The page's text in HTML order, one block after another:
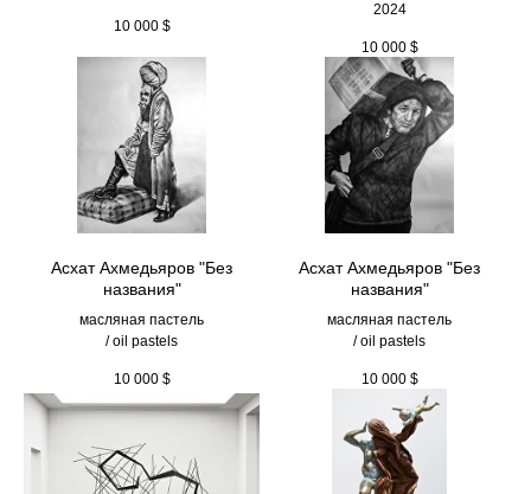
10 000 $
2024
10 000 $
Асхат Ахмедьяров "Без
названия"
масляная пастель
/ oil pastels
10 000 $
Асхат Ахмедьяров "Без
названия"
масляная пастель
/ oil pastels
10 000 $